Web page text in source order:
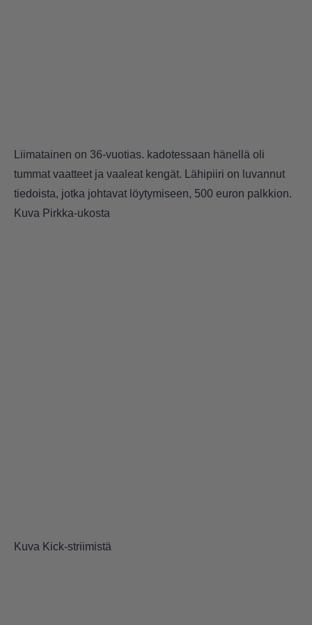
Liimatainen on 36-vuotias. kadotessaan hänellä oli
tummat vaatteet ja vaaleat kengät. Lähipiiri on luvannut
tiedoista, jotka johtavat löytymiseen, 500 euron palkkion.
Kuva Pirkka-ukosta
Kuva Kick-striimistä